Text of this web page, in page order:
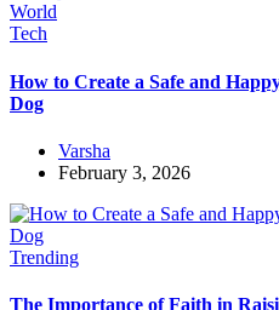
Tech
How to Create a Safe and
Dog
Varsha
February 3, 2026
Trending
The Importance of Faith in